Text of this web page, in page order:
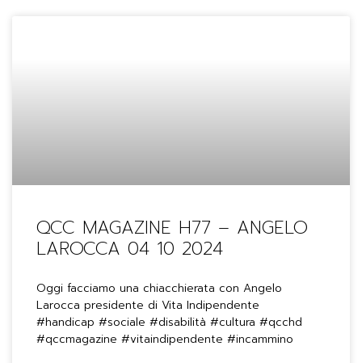
QCC MAGAZINE H77 – ANGELO
LAROCCA 04 10 2024
Oggi facciamo una chiacchierata con Angelo
Larocca presidente di Vita Indipendente
#handicap #sociale #disabilità #cultura #qcchd
#qccmagazine #vitaindipendente #incammino